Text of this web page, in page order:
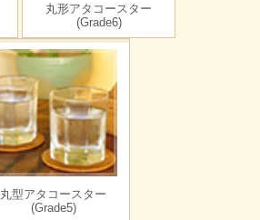
丸形アタコースター
(Grade6)
丸型アタコースター
(Grade5)